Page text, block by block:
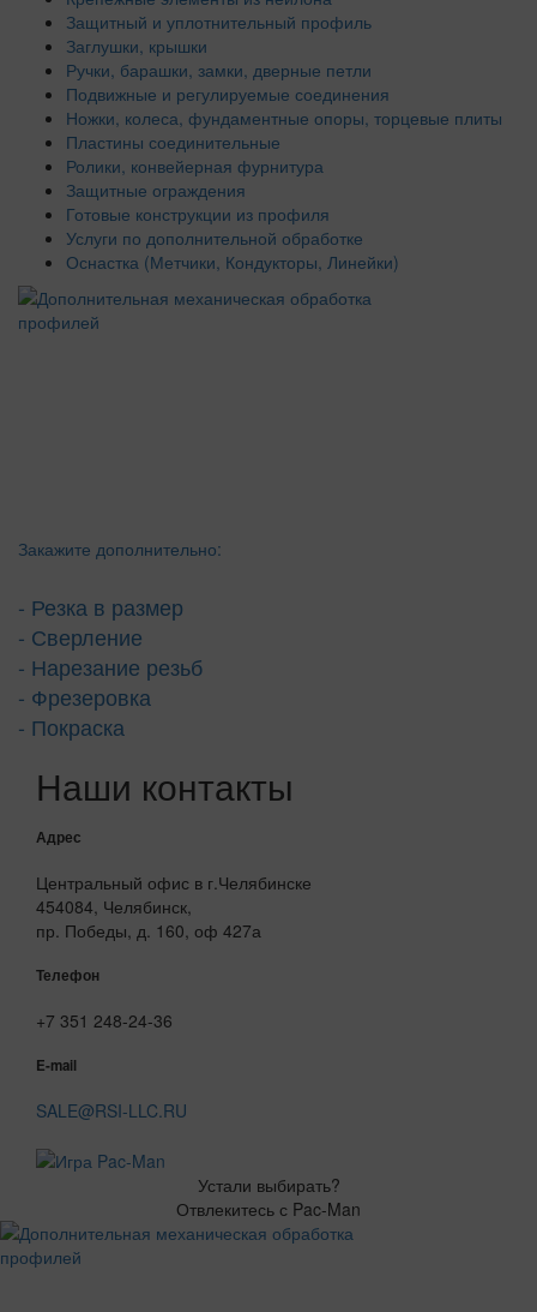
Защитный и уплотнительный профиль
Заглушки, крышки
Ручки, барашки, замки, дверные петли
Подвижные и регулируемые соединения
Ножки, колеса, фундаментные опоры, торцевые плиты
Пластины соединительные
Ролики, конвейерная фурнитура
Защитные ограждения
Готовые конструкции из профиля
Услуги по дополнительной обработке
Оснастка (Метчики, Кондукторы, Линейки)
Закажите дополнительно:
- Резка в размер
- Сверление
- Нарезание резьб
- Фрезеровка
- Покраска
Наши контакты
Адрес
Центральный офис в г.Челябинске
454084, Челябинск,
пр. Победы, д. 160, оф 427а
Телефон
+7 351 248-24-36
E-mail
SALE@RSI-LLC.RU
Устали выбирать?
Отвлекитесь с Pac-Man